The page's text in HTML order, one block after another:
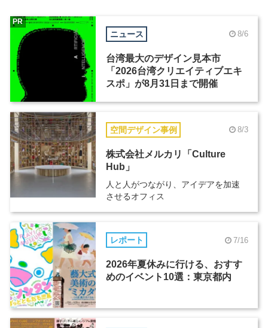
ニュース 8/6
台湾最大のデザイン見本市
「2026台湾クリエイティブエキ
スポ」が8月31日まで開催
PR
空間デザイン事例 8/3
株式会社メルカリ「Culture
Hub」
人と人がつながり、アイデアを加速
させるオフィス
レポート 7/16
2026年夏休みに行ける、おすす
めのイベント10選：東京都内